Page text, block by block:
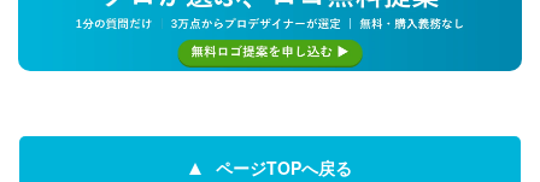
ページTOPへ戻る